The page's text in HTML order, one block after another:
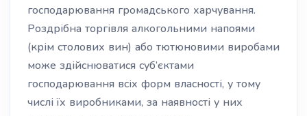
господарювання громадського харчування.
Роздрібна торгівля алкогольними напоями
(крім столових вин) або тютюновими виробами
може здійснюватися суб’єктами
господарювання всіх форм власності, у тому
числі їх виробниками, за наявності у них